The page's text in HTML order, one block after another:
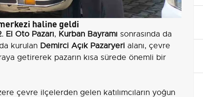
haline geldi
El Oto Pazarı, Kurban Bayramı sonrasında da
kurulan Demirci Açık Pazaryeri alanı, çevre
getirerek pazarın kısa sürede önemli bir
çevre ilçelerden gelen katılımcıların yoğun